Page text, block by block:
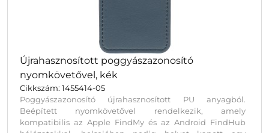
Újrahasznosított poggyászazonosító
nyomkövetővel, kék
Cikkszám: 1455414-05
Poggyászazonosító újrahasznosított PU anyagból.
Beépített nyomkövetővel rendelkezik, amely
kompatibilis az Apple FindMy és az Android FindHub